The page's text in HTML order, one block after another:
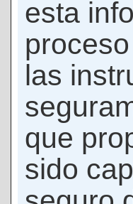
esta
las
que
sido